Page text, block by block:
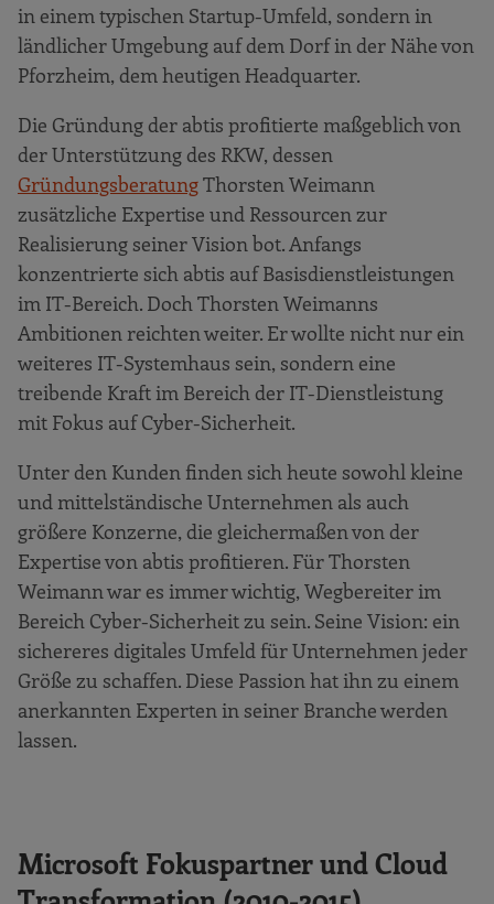
in einem typischen Startup-Umfeld, sondern in
ländlicher Umgebung auf dem Dorf in der Nähe von
Pforzheim, dem heutigen Headquarter.
Die Gründung der abtis profitierte maßgeblich von
der Unterstützung des RKW, dessen
GründungsberatungThorsten Weimann
zusätzliche Expertise und Ressourcen zur
Realisierung seiner Vision bot. Anfangs
konzentrierte sich abtis auf Basisdienstleistungen
im IT-Bereich. Doch Thorsten Weimanns
Ambitionen reichten weiter. Er wollte nicht nur ein
weiteres IT-Systemhaus sein, sondern eine
treibende Kraft im Bereich der IT-Dienstleistung
mit Fokus auf Cyber-Sicherheit.
Unter den Kunden finden sich heute sowohl kleine
und mittelständische Unternehmen als auch
größere Konzerne, die gleichermaßen von der
Expertise von abtis profitieren. Für Thorsten
Weimann war es immer wichtig, Wegbereiter im
Bereich Cyber-Sicherheit zu sein. Seine Vision: ein
sichereres digitales Umfeld für Unternehmen jeder
Größe zu schaffen. Diese Passion hat ihn zu einem
anerkannten Experten in seiner Branche werden
lassen.
Microsoft Fokuspartner und Cloud